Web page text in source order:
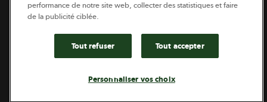
Il est l’outil d’information de la coopération agricole
québécoise.
performance de notre site web, collecter des statistiques et faire
de la publicité ciblée.
Tout refuser Tout accepter
Personnaliser vos choix